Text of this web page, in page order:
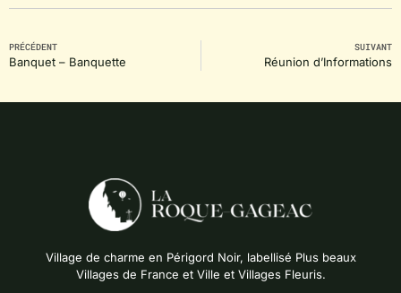
PRÉCÉDENT
Banquet – Banquette
SUIVANT
Réunion d’Informations
Village de charme en Périgord Noir, labellisé Plus beaux
Villages de France et Ville et Villages Fleuris.